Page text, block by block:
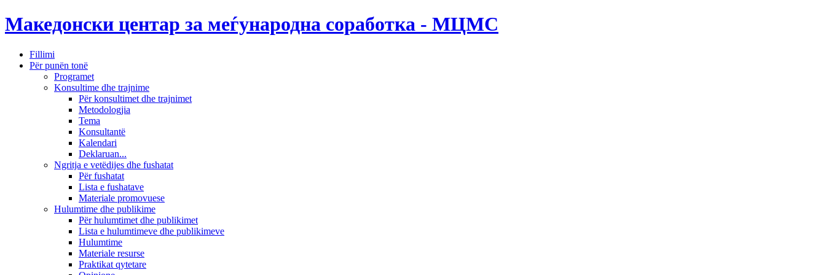
Македонски центар за меѓународна соработка - МЦМС
Fillimi
Për punën tonë
Programet
Konsultime dhe trajnime
Për konsultimet dhe trajnimet
Metodologjia
Tema
Konsultantë
Kalendari
Deklaruan...
Ngritja e vetëdijes dhe fushatat
Për fushatat
Lista e fushatave
Materiale promovuese
Hulumtime dhe publikime
Për hulumtimet dhe publikimet
Lista e hulumtimeve dhe publikimeve
Hulumtime
Materiale resurse
Praktikat qytetare